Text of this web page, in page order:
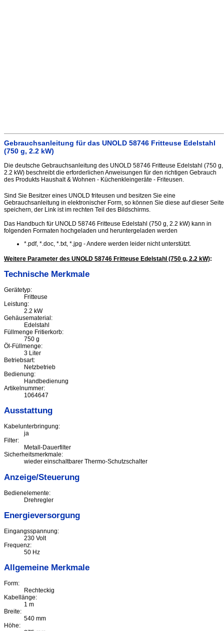
Gebrauchsanleitung für das UNOLD 58746 Fritteuse Edelstahl
(750 g, 2.2 kW)
Die deutsche Gebrauchsanleitung des UNOLD 58746 Fritteuse Edelstahl (750 g,
2.2 kW) beschreibt die erforderlichen Anweisungen für den richtigen Gebrauch
des Produkts Haushalt & Wohnen - Küchenkleingeräte - Friteusen.
Sind Sie Besitzer eines UNOLD friteusen und besitzen Sie eine
Gebrauchsanleitung in elektronischer Form, so können Sie diese auf dieser Seite
speichern, der Link ist im rechten Teil des Bildschirms.
Das Handbuch für UNOLD 58746 Fritteuse Edelstahl (750 g, 2.2 kW) kann in
folgenden Formaten hochgeladen und heruntergeladen werden
*.pdf, *.doc, *.txt, *.jpg - Andere werden leider nicht unterstützt.
Weitere Parameter des UNOLD 58746 Fritteuse Edelstahl (750 g, 2.2 kW):
Technische Merkmale
Gerätetyp:
Fritteuse
Leistung:
2.2 kW
Gehäusematerial:
Edelstahl
Füllmenge Fritierkorb:
750 g
Öl-Füllmenge:
3 Liter
Betriebsart:
Netzbetrieb
Bedienung:
Handbedienung
Artikelnummer:
1064647
Ausstattung
Kabelunterbringung:
ja
Filter:
Metall-Dauerfilter
Sicherheitsmerkmale:
wieder einschaltbarer Thermo-Schutzschalter
Anzeige/Steuerung
Bedienelemente:
Drehregler
Energieversorgung
Eingangsspannung:
230 Volt
Frequenz:
50 Hz
Allgemeine Merkmale
Form:
Rechteckig
Kabellänge:
1 m
Breite:
540 mm
Höhe: